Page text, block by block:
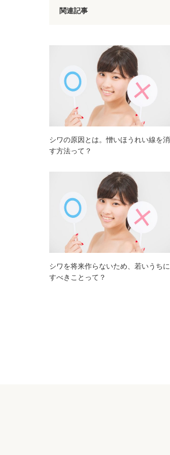
関連記事
シワの原因とは。憎いほうれい線を消
す方法って？
シワを将来作らないため、若いうちに
すべきことって？